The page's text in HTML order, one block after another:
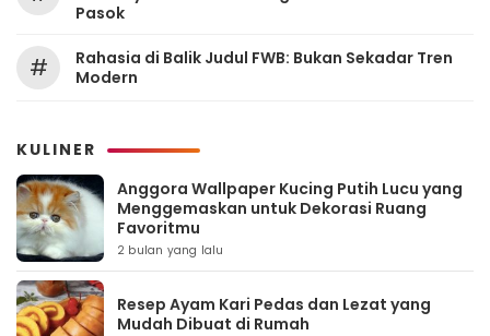
Pasok
#
Rahasia di Balik Judul FWB: Bukan Sekadar Tren
Modern
KULINER
Anggora Wallpaper Kucing Putih Lucu yang
Menggemaskan untuk Dekorasi Ruang
Favoritmu
2 bulan yang lalu
Resep Ayam Kari Pedas dan Lezat yang
Mudah Dibuat di Rumah